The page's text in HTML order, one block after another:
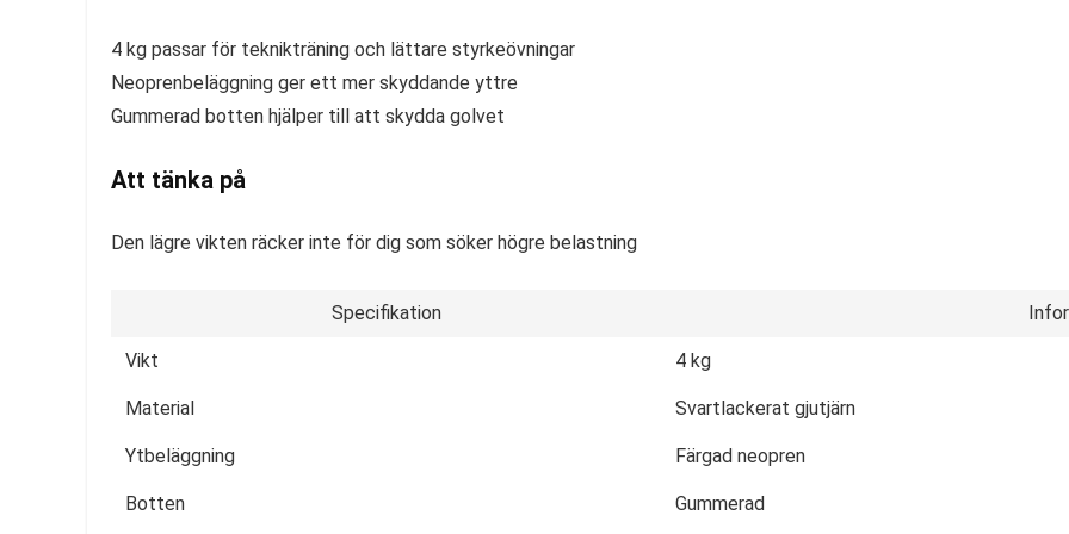
4 kg passar för teknikträning och lättare styrkeövningar
Neoprenbeläggning ger ett mer skyddande yttre
Gummerad botten hjälper till att skydda golvet
Att tänka på
Den lägre vikten räcker inte för dig som söker högre belastning
Specifikation
Vikt 4 kg
Material Svartlackerat gjutjärn
Ytbeläggning Färgad neopren
Botten Gummerad